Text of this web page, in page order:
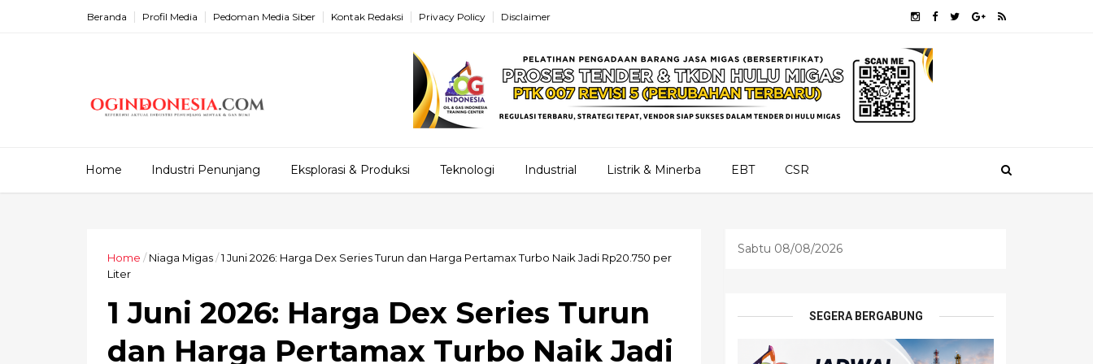
Beranda Profil Media Pedoman Media Siber Kontak Redaksi Privacy Policy Disclaimer
Home Industri Penunjang Eksplorasi & Produksi Teknologi Industrial Listrik & Minerba EBT CSR
Home / Niaga Migas/1 Juni 2026: Harga Dex Series Turun dan Harga Pertamax Turbo Naik Jadi Rp20.750 per
Liter
1 Juni 2026: Harga Dex Series Turun
dan Harga Pertamax Turbo Naik Jadi
Sabtu 08/08/2026
SEGERA BERGABUNG